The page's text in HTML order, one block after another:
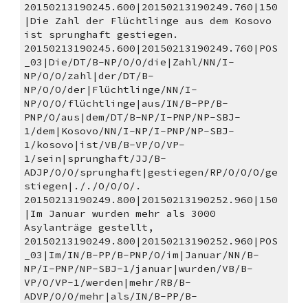
20150213190245.600|20150213190249.760|150
|Die Zahl der Flüchtlinge aus dem Kosovo
ist sprunghaft gestiegen.
20150213190245.600|20150213190249.760|POS
_03|Die/DT/B-NP/O/O/die|Zahl/NN/I-
NP/O/O/zahl|der/DT/B-
NP/O/O/der|Flüchtlinge/NN/I-
NP/O/O/flüchtlinge|aus/IN/B-PP/B-
PNP/O/aus|dem/DT/B-NP/I-PNP/NP-SBJ-
1/dem|Kosovo/NN/I-NP/I-PNP/NP-SBJ-
1/kosovo|ist/VB/B-VP/O/VP-
1/sein|sprunghaft/JJ/B-
ADJP/O/O/sprunghaft|gestiegen/RP/O/O/O/ge
stiegen|././O/O/O/.
20150213190249.800|20150213190252.960|150
|Im Januar wurden mehr als 3000
Asylanträge gestellt,
20150213190249.800|20150213190252.960|POS
_03|Im/IN/B-PP/B-PNP/O/im|Januar/NN/B-
NP/I-PNP/NP-SBJ-1/januar|wurden/VB/B-
VP/O/VP-1/werden|mehr/RB/B-
ADVP/O/O/mehr|als/IN/B-PP/B-